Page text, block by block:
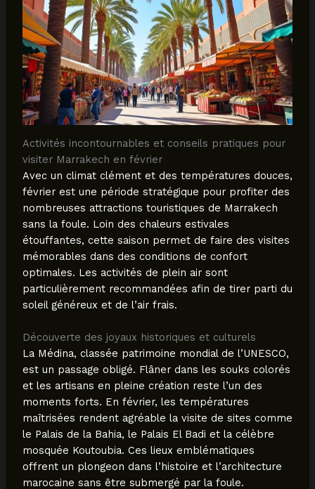
Activités incontournables et conseils pratiques pour
visiter Marrakech en février
Avec un climat clément et des températures douces,
février est une période stratégique pour profiter des
nombreuses attractions touristiques de Marrakech
sans la foule. Loin des chaleurs estivales
étouffantes, cette saison permet de faire des visites
mémorables dans des conditions de confort
optimales. Les activités de plein air sont
particulièrement recommandées afin de tirer parti du
soleil généreux et de l’air frais.
Découverte des joyaux historiques et culturels
La Médina, classée patrimoine mondial de l’UNESCO,
est un passage obligé. Flâner dans les souks colorés
et les artisans en pleine création reste l’un des
moments forts. En février, les températures
maîtrisées rendent agréable la visite de sites comme
le Palais de la Bahia, le Palais El Badi et la célèbre
mosquée Koutoubia. Ces lieux emblématiques
offrent un plongeon dans l’histoire et l’architecture
marocaine sans être submergé par la foule.